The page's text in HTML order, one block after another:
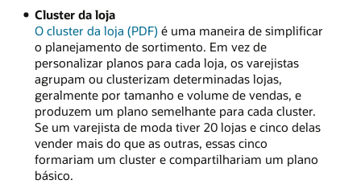
Cluster da loja
O cluster da loja (PDF) é uma maneira de simplificar
o planejamento de sortimento. Em vez de
personalizar planos para cada loja, os varejistas
agrupam ou clusterizam determinadas lojas,
geralmente por tamanho e volume de vendas, e
produzem um plano semelhante para cada cluster.
Se um varejista de moda tiver 20 lojas e cinco delas
vender mais do que as outras, essas cinco
formariam um cluster e compartilhariam um plano
básico.